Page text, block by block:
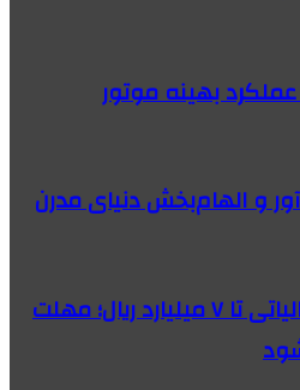
بهینه موتور
و الهام‌بخش دنیای مدرن
بخشودگی جرایم مالیاتی تا ۷ میلیارد ریال؛ مهلت